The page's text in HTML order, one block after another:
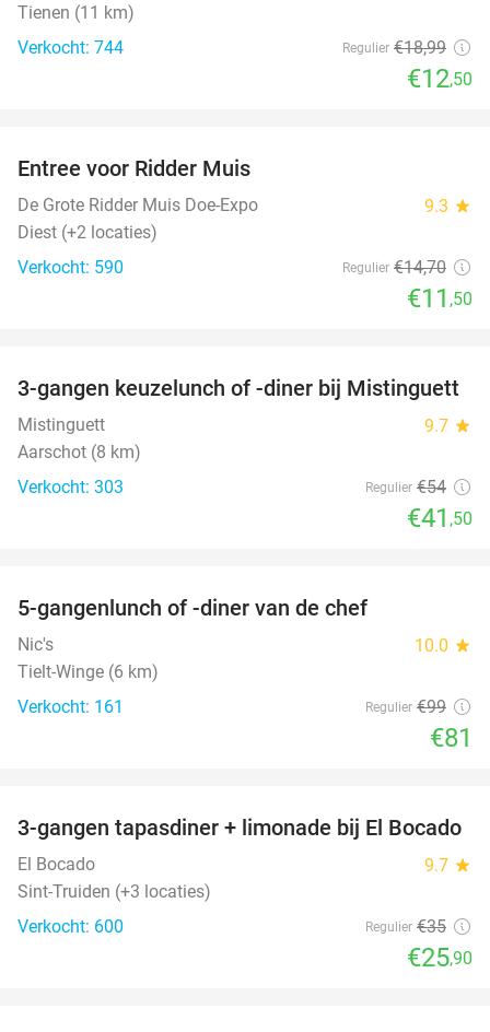
Tienen (11 km)
Verkocht: 744
Regulier €18,99
€12,50
Entree voor Ridder Muis
De Grote Ridder Muis Doe-Expo 9.3 star
Diest (+2 locaties)
Verkocht: 590
Regulier €14,70
€11 ,50
23%
3-gangen keuzelunch of -diner bij Mistinguett
Mistinguett 9.7 star
Aarschot (8 km)
Verkocht: 303
Regulier €54
€41 ,50
5-gangenlunch of -diner van de chef
Nic's 10.0 star
Tielt-Winge (6 km)
Verkocht: 161
Regulier €99
€81
26%
3-gangen tapasdiner + limonade bij El Bocado
El Bocado 9.7 star
Sint-Truiden (+3 locaties)
Verkocht: 600
Regulier €35
€25,90